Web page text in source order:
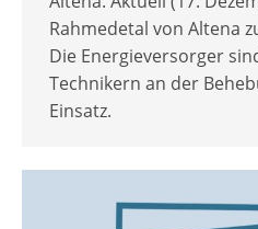
Rahmedetal von Altena
Die Energieversorger
Technikern an der
Einsatz.